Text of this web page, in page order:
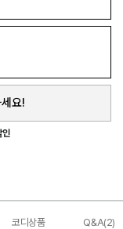
요!
인
코디상품 Q&A(2)